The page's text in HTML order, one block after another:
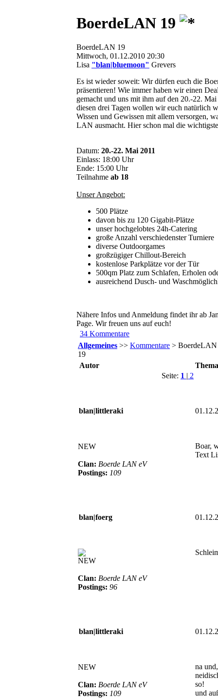
BoerdeLAN 19
BoerdeLAN 19
Mittwoch, 01.12.2010 20:30
Lisa "blan|bluemoon" Grevers
Es ist wieder soweit: Wir dürfen euch die
präsentieren! Wie immer haben wir einen
gemacht und uns mit ihm auf den 20.-22.
diesen drei Tagen wollen wir euch natürlich
Wissen und Gewissen mit allem versorgen,
LAN ausmacht. Hier schon mal die
Datum: 20.-22. Mai 2011
Einlass: 18:00 Uhr
Ende: 15:00 Uhr
Teilnahme ab 18
Unser Angebot:
500 Plätze
davon bis zu 120 Gigabit-Plätze
unser hochgelobtes 24h-Catering
große Anzahl verschiedenster Turniere
diverse Outdoorgames
großzügiger Chillout-Bereich
kostenlose Parkplätze vor der Tür
500qm Platz zum Schlafen, Erholen
ausreichend Dusch- und
Nähere Infos und Anmeldung findet ihr ab
Page. Wir freuen uns auf euch!
34 Kommentare
Allgemeines >> Kommentare > BoerdeLAN
19
Autor
Seite: 1 | 2
blan|littleraki
NEW
Clan: Boerde LAN eV
Postings: 109
Boar,
Text
blan|foerg
NEW
Clan: Boerde LAN eV
Postings: 96
blan|littleraki
NEW
Clan: Boerde LAN eV
Postings: 109
na
so!
und